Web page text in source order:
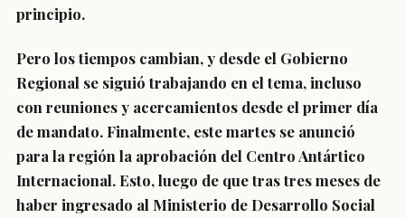
principio.
Pero los tiempos cambian, y desde el Gobierno
Regional se siguió trabajando en el tema, incluso
con reuniones y acercamientos desde el primer día
de mandato. Finalmente, este martes se anunció
para la región la aprobación del Centro Antártico
Internacional. Esto, luego de que tras tres meses de
haber ingresado al Ministerio de Desarrollo Social